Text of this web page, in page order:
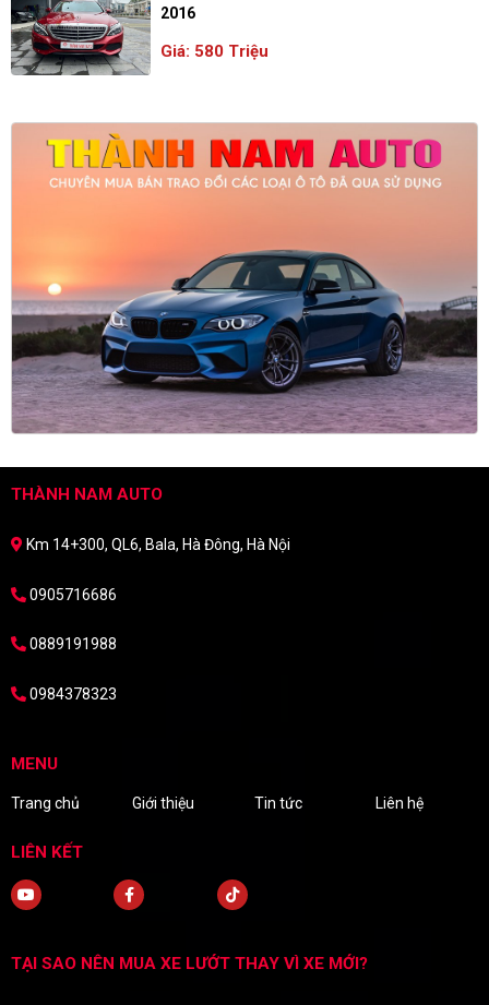
2016
Giá: 580 Triệu
THÀNH NAM AUTO
Km 14+300, QL6, Bala, Hà Đông, Hà Nội
0905716686
0889191988
0984378323
MENU
Trang chủ Giới thiệu Tin tức Liên hệ
LIÊN KẾT
TẠI SAO NÊN MUA XE LƯỚT THAY VÌ XE MỚI?